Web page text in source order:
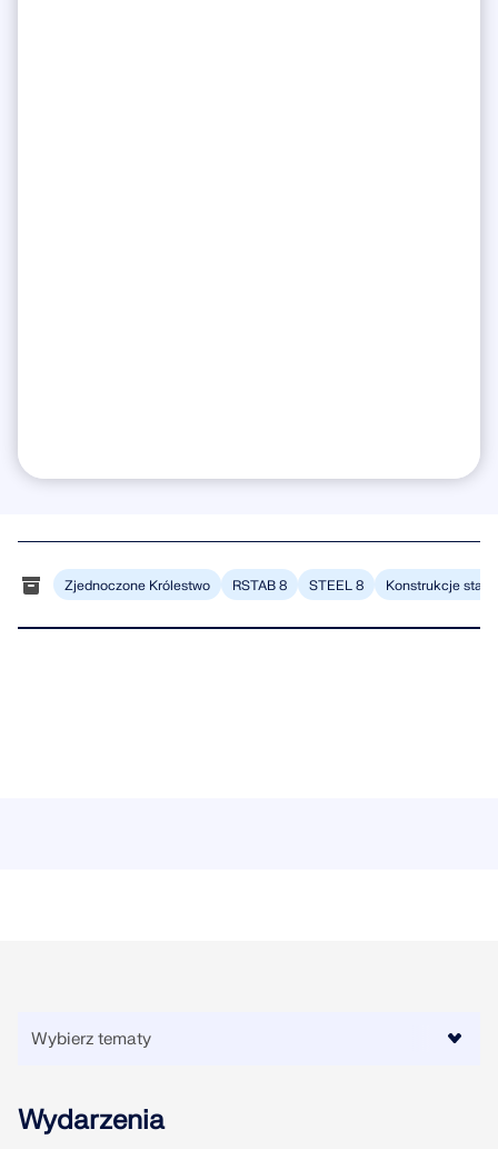
Zjednoczone Królestwo RSTAB 8 STEEL 8 Konstrukcje
Wydarzenia